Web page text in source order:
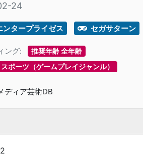
24
タープライゼス セガサターン
ング:
推奨年齢 全年齢
スポーツ（ゲームプレイジャンル）
ディア芸術DB